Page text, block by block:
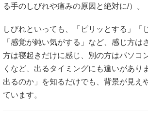
る手のしびれや痛みの原因と絶対に/）。
しびれといっても、「ピリッとする」「
「感覚が鈍い気がする」など、感じ方は
方は寝起きだけに感じ、別の方はパソコ
くなど、出るタイミングにも違いがあり
出るのか」を知るだけでも、背景が見え
ています。